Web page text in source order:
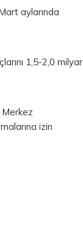
aylarında
1,5-2,0 milyar
Merkez
izin